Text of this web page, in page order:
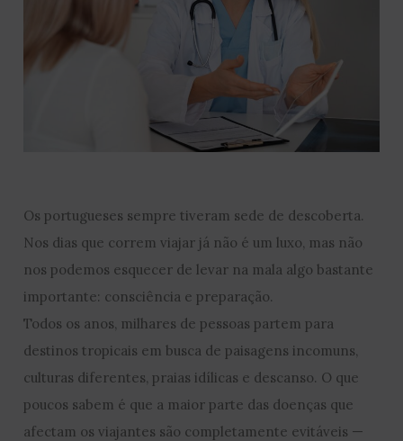
Os portugueses sempre tiveram sede de descoberta.
Nos dias que correm viajar já não é um luxo, mas não
nos podemos esquecer de levar na mala algo bastante
importante: consciência e preparação.
Todos os anos, milhares de pessoas partem para
destinos tropicais em busca de paisagens incomuns,
culturas diferentes, praias idílicas e descanso. O que
poucos sabem é que a maior parte das doenças que
afectam os viajantes são completamente evitáveis —